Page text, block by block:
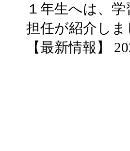
１年生へは、
担任が紹介し
【最新情報】